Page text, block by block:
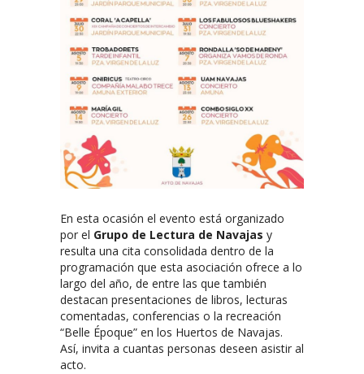
En esta ocasión el evento está organizado
por el Grupo de Lectura de Navajas y
resulta una cita consolidada dentro de la
programación que esta asociación ofrece a lo
largo del año, de entre las que también
destacan presentaciones de libros, lecturas
comentadas, conferencias o la recreación
“Belle Époque” en los Huertos de Navajas.
Así, invita a cuantas personas deseen asistir al
acto.